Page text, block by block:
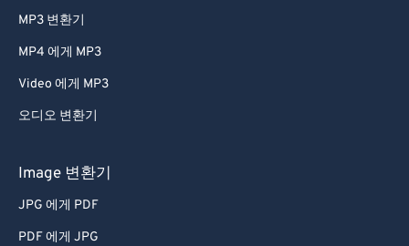
MP3 변환기
MP4 에게 MP3
Video 에게 MP3
오디오 변환기
Image 변환기
JPG 에게 PDF
PDF 에게 JPG